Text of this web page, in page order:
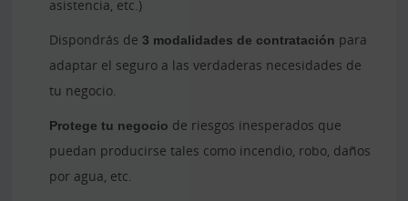
asistencia, etc.)
Dispondrás de3 modalidades de contratación para
adaptar el seguro a las verdaderas necesidades de
tu negocio.
Protege tu negocio de riesgos inesperados que
puedan producirse tales como incendio, robo, daños
por agua, etc.